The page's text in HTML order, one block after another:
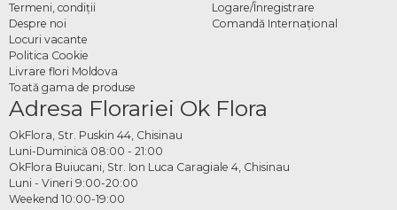
Termeni, condiţii
Despre noi
Locuri vacante
Politica Cookie
Livrare flori Moldova
Toată gama de produse
Logare/Înregistrare
Comandă Internațional
Adresa Florariei Ok Flora
OkFlora, Str. Puskin 44, Chisinau
Luni-Duminică 08:00 - 21:00
OkFlora Buiucani, Str. Ion Luca Caragiale 4, Chisinau
Luni - Vineri 9:00-20:00
Weekend 10:00-19:00